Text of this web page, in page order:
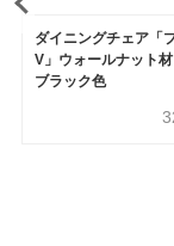
ダイニングチェア「
V」ウォールナット
ブラック色